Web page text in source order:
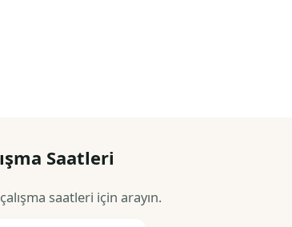
Saatleri
saatleri için arayın.